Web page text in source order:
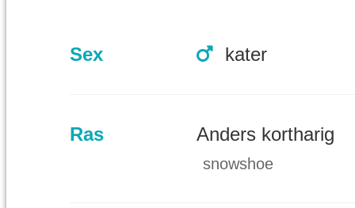
Sex kater
Ras Anders kortharig
snowshoe